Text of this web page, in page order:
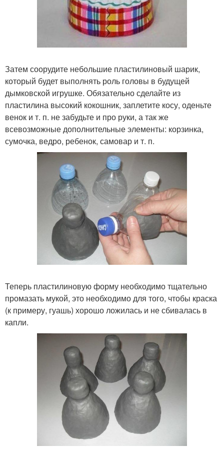
Затем соорудите небольшие пластилиновый шарик,
который будет выполнять роль головы в будущей
дымковской игрушке. Обязательно сделайте из
пластилина высокий кокошник, заплетите косу, оденьте
венок и т. п. не забудьте и про руки, а так же
всевозможные дополнительные элементы: корзинка,
сумочка, ведро, ребенок, самовар и т. п.
Теперь пластилиновую форму необходимо тщательно
промазать мукой, это необходимо для того, чтобы краска
(к примеру, гуашь) хорошо ложилась и не сбивалась в
капли.